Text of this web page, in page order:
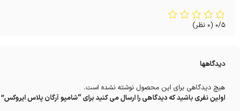
0/5 (0 نظر)
دیدگاهها
هیچ دیدگاهی برای این محصول نوشته نشده است.
اولین نفری باشید که دیدگاهی را ارسال می کنید برای “شامپو آرگان پلاس ایروکس”